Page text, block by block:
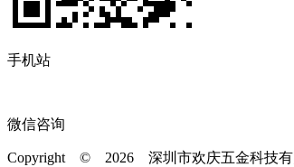
手机站
微信咨询
Copyright © 2026 深圳市欢庆五金科技有